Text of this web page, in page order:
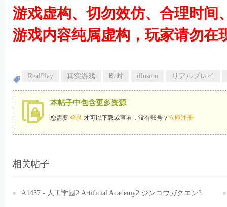
游戏虚构、切勿效仿、合理时间
游戏内容纯属虚构，玩家请勿在
RealPlay 真实游戏 即时 illusion リアルプレイ
本帖子中包含更多资源
您需要 登录 才可以下载或查看，没有账号？ 立即注册
相关帖子
A1457 - 人工学园2 Artificial Academy2 ジンコウガクエン2